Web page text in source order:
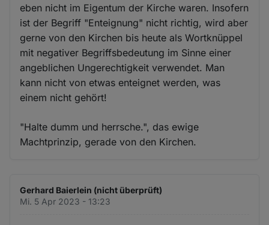
eben nicht im Eigentum der Kirche waren. Insofern
ist der Begriff "Enteignung" nicht richtig, wird aber
gerne von den Kirchen bis heute als Wortknüppel
mit negativer Begriffsbedeutung im Sinne einer
angeblichen Ungerechtigkeit verwendet. Man
kann nicht von etwas enteignet werden, was
einem nicht gehört!
"Halte dumm und herrsche.", das ewige
Machtprinzip, gerade von den Kirchen.
Gerhard Baierlein (nicht überprüft)
Mi. 5 Apr 2023 - 13:23